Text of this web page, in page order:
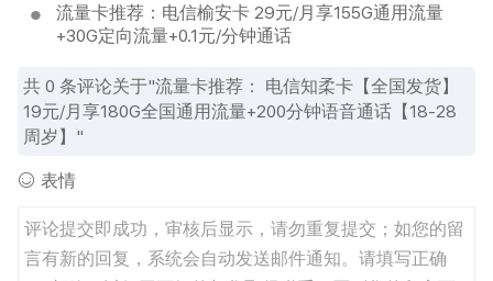
流量卡推荐：电信榆安卡 29元/月享155G通用流量
+30G定向流量+0.1元/分钟通话
共0 条评论关于"流量卡推荐： 电信知柔卡【全国发货】
19元/月享180G全国通用流量+200分钟语音通话【18-28
周岁】"
表情